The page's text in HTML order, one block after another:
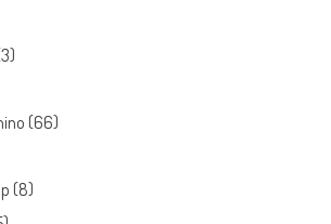
(66)
(8)